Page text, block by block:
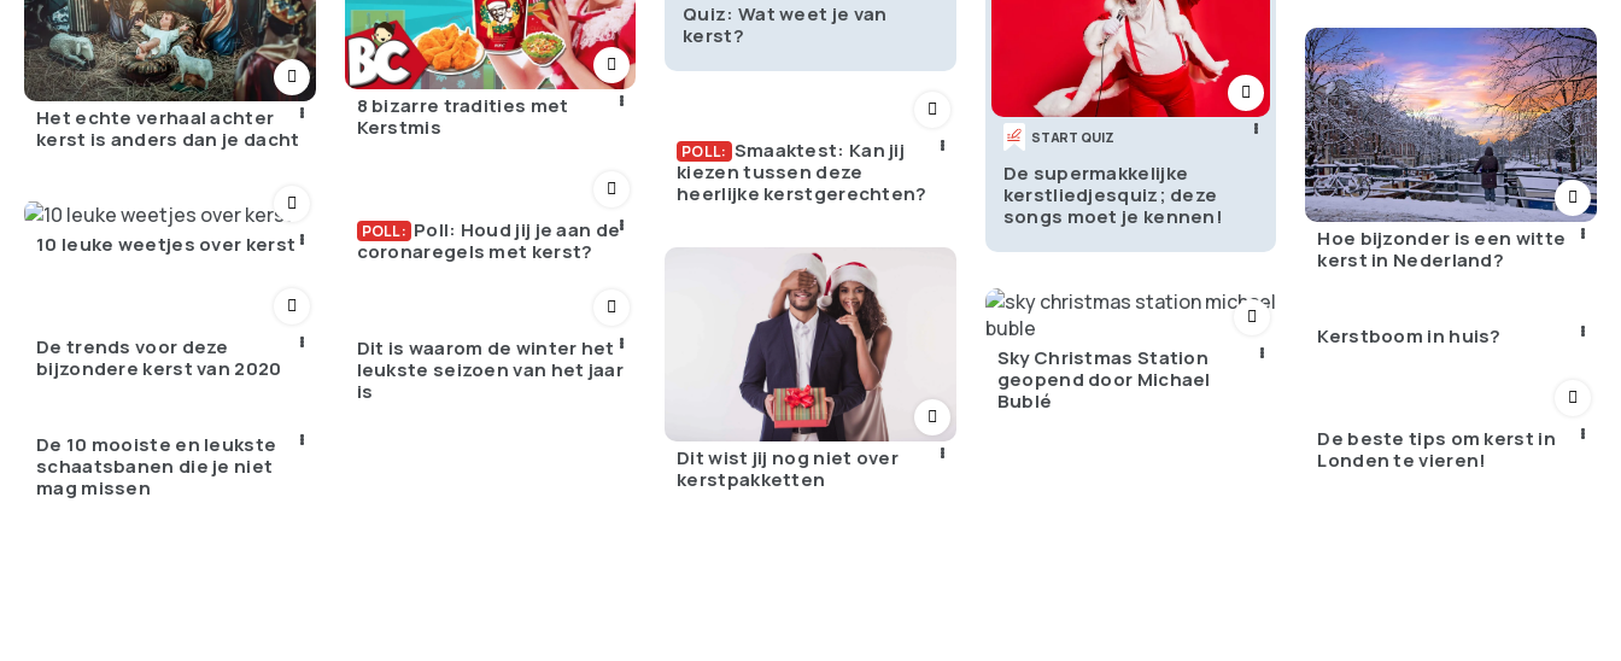
Het echte verhaal achter
kerst is anders dan je dacht
8 bizarre tradities met
Kerstmis
Quiz: Wat weet je van
kerst?
START QUIZ
De supermakkelijke
kerstliedjesquiz; deze
songs moet je kennen!
Hoe bijzonder is een witte
kerst in Nederland?
POLL: Smaaktest: Kan jij
kiezen tussen deze
heerlijke kerstgerechten?
POLL: Poll: Houd jij je aan de
coronaregels met kerst?
10 leuke weetjes over kerst
Dit wist jij nog niet over
kerstpakketten
Sky Christmas Station
geopend door Michael
Bublé
De trends voor deze
bijzondere kerst van 2020
Dit is waarom de winter het
leukste seizoen van het jaar
is
Kerstboom in huis?
De beste tips om kerst in
Londen te vieren!
De 10 mooiste en leukste
schaatsbanen die je niet
mag missen